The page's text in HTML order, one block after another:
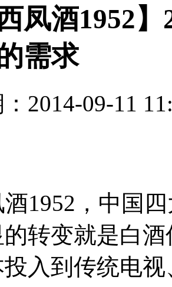
凤酒1952
需求
2014-09-11
1952，中国
转变就是白
入到传统电